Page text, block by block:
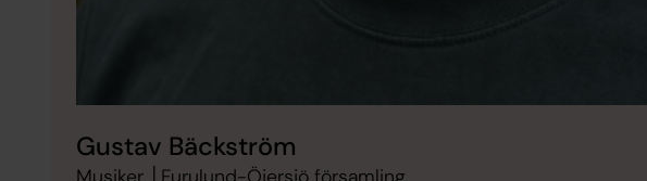
Gustav Bäckström